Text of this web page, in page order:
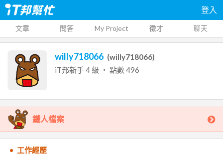
登入
文章 問答 My Project 徵才 聊天
willy718066 (willy718066)
iT邦新手4 級 ‧ 點數496
鐵人檔案
工作經歷